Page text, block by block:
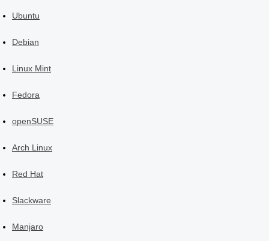
Ubuntu
Debian
Linux Mint
Fedora
openSUSE
Arch Linux
Red Hat
Slackware
Manjaro